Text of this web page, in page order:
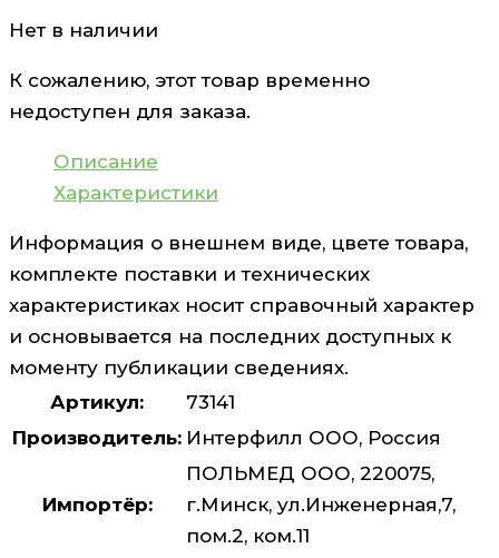
Нет в наличии
К сожалению, этот товар временно
недоступен для заказа.
Описание
Характеристики
Информация о внешнем виде, цвете товара,
комплекте поставки и технических
характеристиках носит справочный характер
и основывается на последних доступных к
моменту публикации сведениях.
Артикул:
73141
Производитель: Интерфилл ООО, Россия
Импортёр:
ПОЛЬМЕД ООО, 220075,
г.Минск, ул.Инженерная,7,
пом.2, ком.11